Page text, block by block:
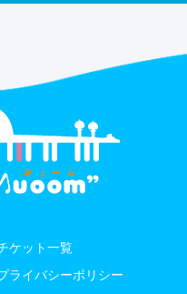
ケット⼀覧
ライバシーポリシー